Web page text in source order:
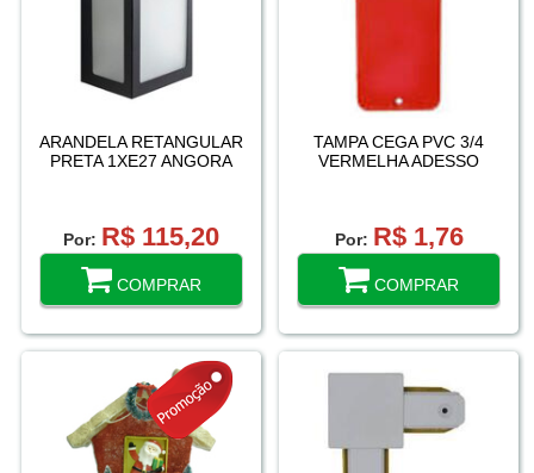
ARANDELA RETANGULAR
PRETA 1XE27 ANGORA
Por: R$ 115,20
COMPRAR
TAMPA CEGA PVC 3/4
VERMELHA ADESSO
Por: R$ 1,76
COMPRAR